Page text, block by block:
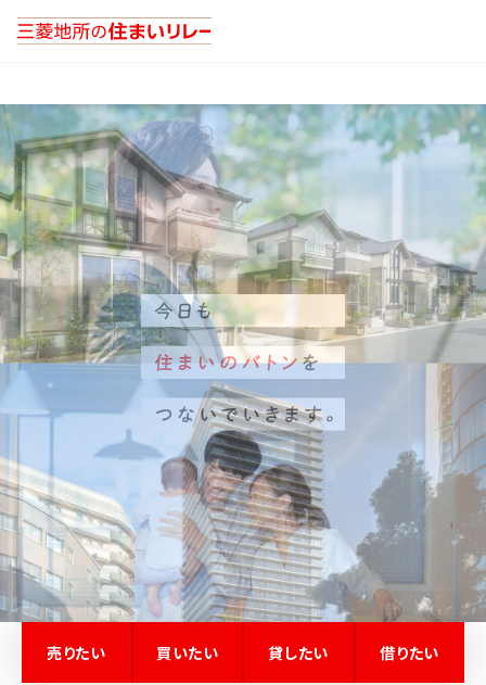
売りたい 買いたい 貸したい 借りたい